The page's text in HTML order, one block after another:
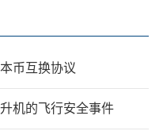
币互换协议
机的飞行安全事件